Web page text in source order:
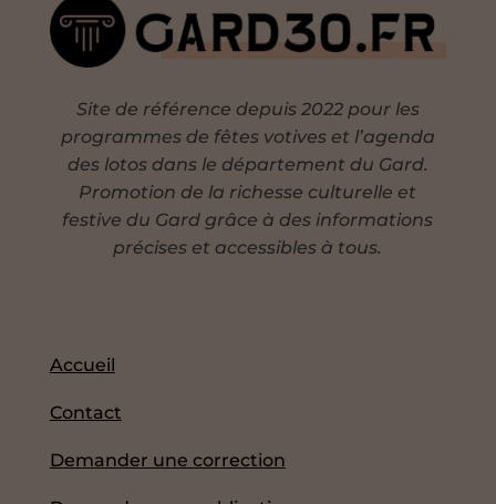
Site de référence depuis 2022 pour les
programmes de fêtes votives et l’agenda
des lotos dans le département du Gard.
Promotion de la richesse culturelle et
festive du Gard grâce à des informations
précises et accessibles à tous.
Accueil
Contact
Demander une correction